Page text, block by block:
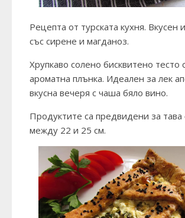
Рецепта от турската кухня. Вкусен
със сирене и магданоз.
Хрупкаво солено бисквитено тесто
ароматна плънка. Идеален за лек
вкусна вечеря с чаша бяло вино.
Продуктите са предвидени за
между 22 и 25 см.